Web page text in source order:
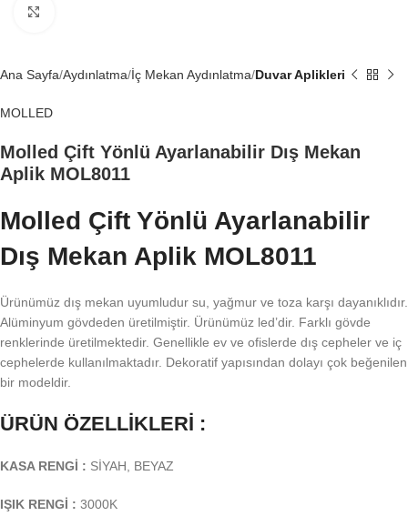
Ana Sayfa Aydınlatma İç Mekan Aydınlatma Duvar Aplikleri
MOLLED
Molled Çift Yönlü Ayarlanabilir Dış Mekan
Aplik MOL8011
Molled Çift Yönlü Ayarlanabilir
Dış Mekan Aplik MOL8011
Ürünümüz dış mekan uyumludur su, yağmur ve toza karşı dayanıklıdır.
Alüminyum gövdeden üretilmiştir. Ürünümüz led’dir. Farklı gövde
renklerinde üretilmektedir. Genellikle ev ve ofislerde dış cepheler ve iç
cephelerde kullanılmaktadır. Dekoratif yapısından dolayı çok beğenilen
bir modeldir.
ÜRÜN ÖZELLİKLERİ :
KASA RENGİ : SİYAH, BEYAZ
IŞIK RENGİ : 3000K